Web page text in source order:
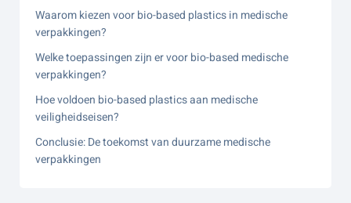
Waarom kiezen voor bio-based plastics in medische
verpakkingen?
Welke toepassingen zijn er voor bio-based medische
verpakkingen?
Hoe voldoen bio-based plastics aan medische
veiligheidseisen?
Conclusie: De toekomst van duurzame medische
verpakkingen